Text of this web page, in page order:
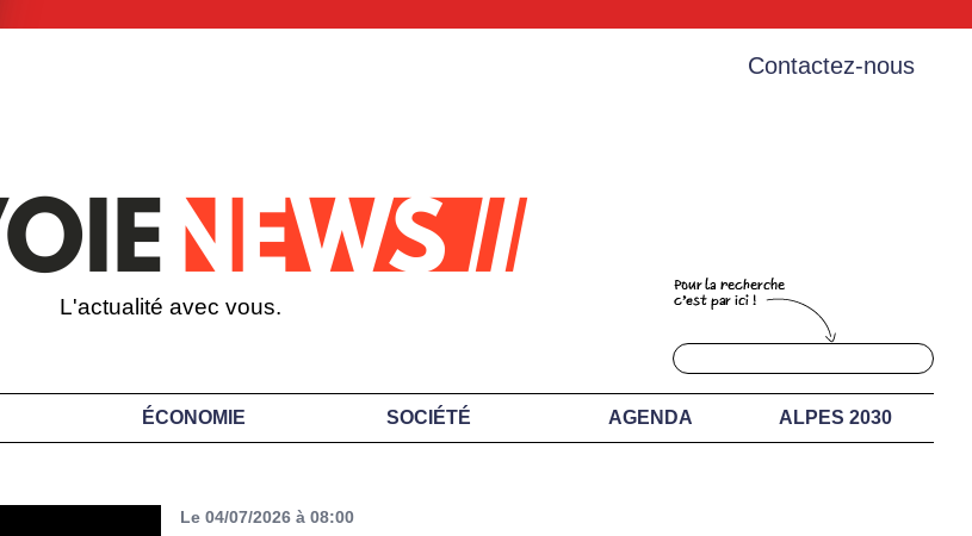
Contactez-nous
L'actualité avec vous.
ÉCONOMIE SOCIÉTÉ AGENDA ALPES 2030
Le 04/07/2026 à 08:00